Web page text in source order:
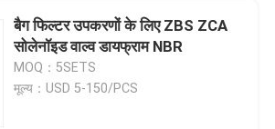
बैग फिल्टर उपकरणों के लिए ZBS ZCA
सोलेनॉइड वाल्व डायफ्राम NBR
MOQ：5SETS
मूल्य：USD 5-150/PCS